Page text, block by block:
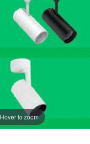
Hover to zoom